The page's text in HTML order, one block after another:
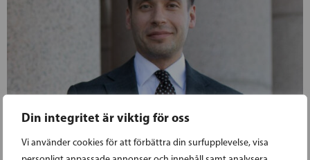
Din integritet är viktig för oss
Vi använder cookies för att förbättra din surfupplevelse, visa